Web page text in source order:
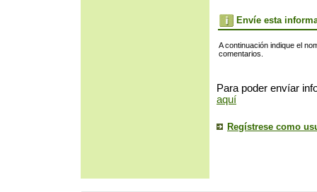
Envíe esta
A continuación indique el
comentarios.
Para poder envíar
aquí
Regístrese como